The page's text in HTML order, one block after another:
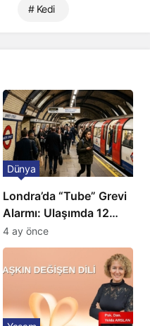
# Kedi
Londra’da “Tube” Grevi
Alarmı: Ulaşımda 12
Günlük Kaos Kapıda
Dünya
4 ay önce